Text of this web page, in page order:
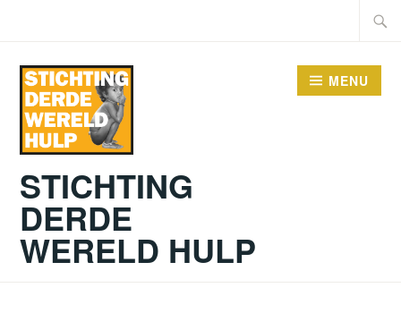
inhoud
STICHTING
DERDE
WERELD HULP
MENU